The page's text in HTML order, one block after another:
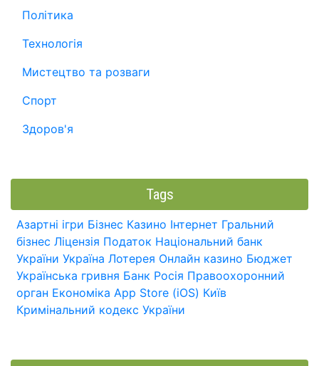
Політика
Технологія
Мистецтво та розваги
Спорт
Здоров'я
Tags
Азартні ігри Бізнес Казино Інтернет Гральний
бізнес Ліцензія Податок Національний банк
України Україна Лотерея Онлайн казино Бюджет
Українська гривня Банк Росія Правоохоронний
орган Економіка App Store (iOS) Київ
Кримінальний кодекс України